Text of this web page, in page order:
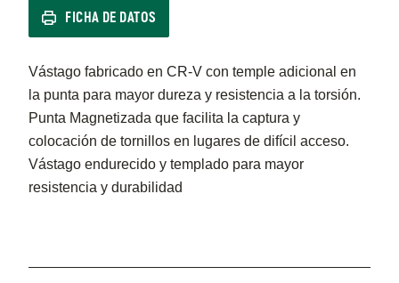
FICHA DE DATOS
Vástago fabricado en CR-V con temple adicional en
la punta para mayor dureza y resistencia a la torsión.
Punta Magnetizada que facilita la captura y
colocación de tornillos en lugares de difícil acceso.
Vástago endurecido y templado para mayor
resistencia y durabilidad